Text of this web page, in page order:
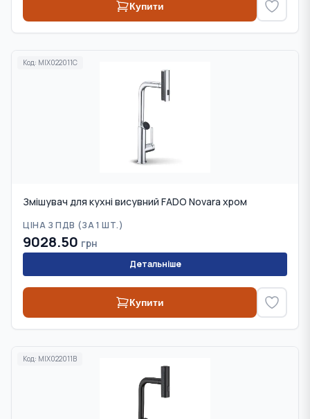
Купити
Код: MIX022011C
Змішувач для кухні висувний FADO Novara хром
ЦІНА З ПДВ (ЗА 1 ШТ.)
9028.50 грн
Детальніше
Купити
Код: MIX022011B